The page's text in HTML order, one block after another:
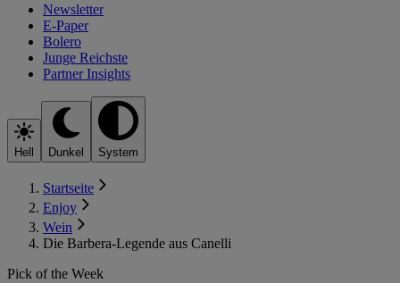
Newsletter
E-Paper
Bolero
Junge Reichste
Partner Insights
Hell Dunkel System
Startseite
Enjoy
Wein
Die Barbera-Legende aus Canelli
Pick of the Week